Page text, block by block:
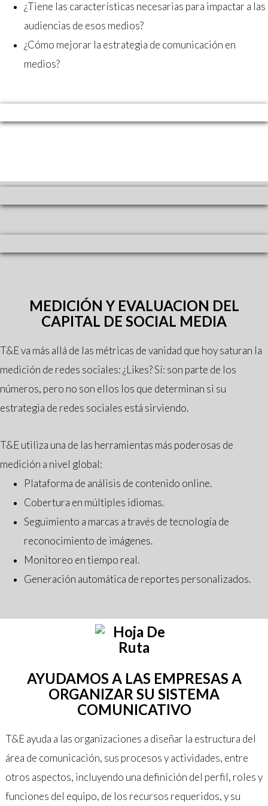
¿Tiene las características necesarias para impactar a las
audiencias de esos medios?
¿Cómo mejorar la estrategia de comunicación en
medios?
MEDICIÓN Y EVALUACION DEL
CAPITAL DE SOCIAL MEDIA
T&E va más allá de las métricas de vanidad que hoy saturan la
medición de redes sociales: ¿Likes? Sí: son parte de los
números, pero no son ellos los que determinan si su
estrategia de redes sociales está sirviendo.
T&E utiliza una de las herramientas más poderosas de
medición a nivel global:
Plataforma de análisis de contenido online.
Cobertura en múltiples idiomas.
Seguimiento a marcas a través de tecnología de
reconocimiento de imágenes.
Monitoreo en tiempo real.
Generación automática de reportes personalizados.
AYUDAMOS A LAS EMPRESAS A
ORGANIZAR SU SISTEMA
COMUNICATIVO
T&E ayuda a las organizaciones a diseñar la estructura del
área de comunicación, sus procesos y actividades, entre
otros aspectos, incluyendo una definición del perfil, roles y
funciones del equipo, de los recursos requeridos, y su